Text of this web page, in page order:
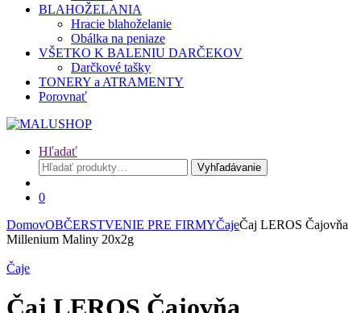
BLAHOŽELANIA
Hracie blahoželanie
Obálka na peniaze
VŠETKO K BALENIU DARČEKOV
Darčkové tašky
TONERY a ATRAMENTY
Porovnať
Hľadať
Hľadať:
Vyhľadávanie
0
DomovOBČERSTVENIE PRE FIRMYČajeČaj LEROS Čajovňa
Millenium Maliny 20x2g
Čaje